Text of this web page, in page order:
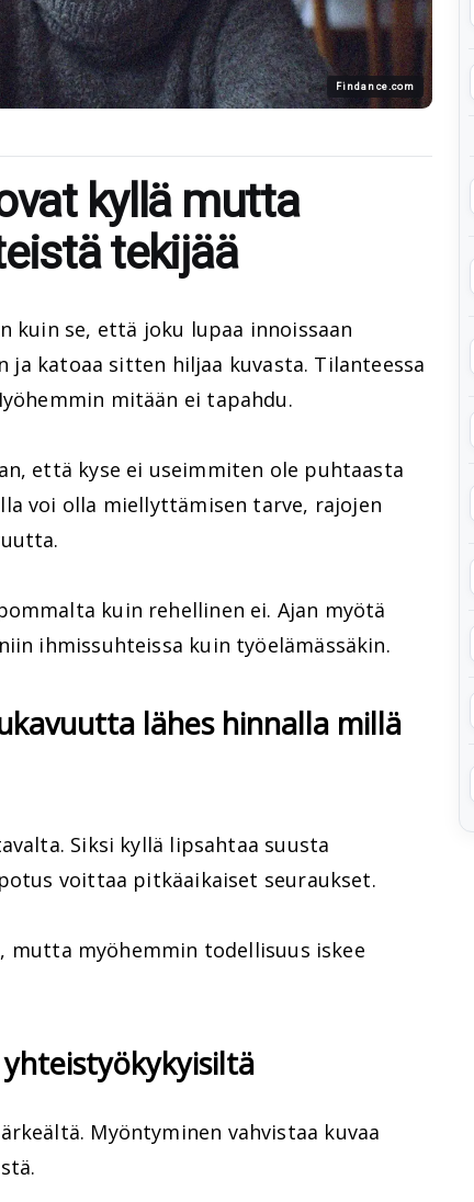
Findance.com
kyllä mutta
tekijää
kuin se, että joku lupaa innoissaan
katoaa sitten hiljaa kuvasta. Tilanteessa
mitään ei tapahdu.
että kyse ei useimmiten ole puhtaasta
voi olla miellyttämisen tarve, rajojen
kuin rehellinen ei. Ajan myötä
ihmissuhteissa kuin työelämässäkin.
lähes hinnalla millä
Siksi kyllä lipsahtaa suusta
voittaa pitkäaikaiset seuraukset.
myöhemmin todellisuus iskee
Myöntyminen vahvistaa kuvaa